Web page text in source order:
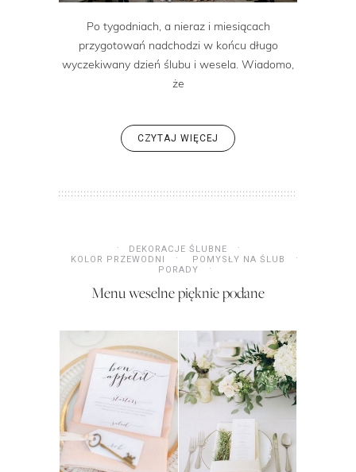
Po tygodniach, a nieraz i miesiącach
przygotowań nadchodzi w końcu długo
wyczekiwany dzień ślubu i wesela. Wiadomo,
że
CZYTAJ WIĘCEJ
DEKORACJE ŚLUBNE
KOLOR PRZEWODNI
POMYSŁY NA ŚLUB
PORADY
Menu weselne pięknie podane